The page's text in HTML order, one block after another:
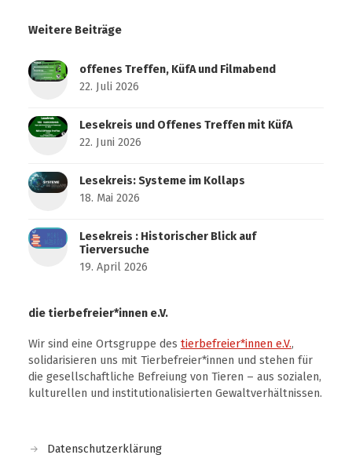
Weitere Beiträge
offenes Treffen, KüfA und Filmabend
22. Juli 2026
Lesekreis und Offenes Treffen mit KüfA
22. Juni 2026
Lesekreis: Systeme im Kollaps
18. Mai 2026
Lesekreis : Historischer Blick auf
Tierversuche
19. April 2026
die tierbefreier*innen e.V.
Wir sind eine Ortsgruppe des tierbefreier*innen e.V.,
solidarisieren uns mit Tierbefreier*innen und stehen für
die gesellschaftliche Befreiung von Tieren – aus sozialen,
kulturellen und institutionalisierten Gewaltverhältnissen.
Datenschutzerklärung